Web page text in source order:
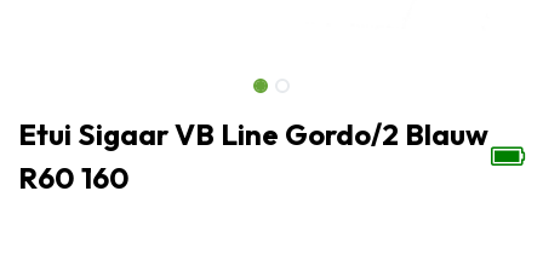
Etui Sigaar VB Line Gordo/2 Blauw
R60 160